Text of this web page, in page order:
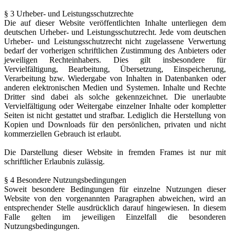
§ 3 Urheber- und Leistungsschutzrechte
Die auf dieser Website veröffentlichten Inhalte unterliegen dem
deutschen Urheber- und Leistungsschutzrecht. Jede vom deutschen
Urheber- und Leistungsschutzrecht nicht zugelassene Verwertung
bedarf der vorherigen schriftlichen Zustimmung des Anbieters oder
jeweiligen Rechteinhabers. Dies gilt insbesondere für
Vervielfältigung, Bearbeitung, Übersetzung, Einspeicherung,
Verarbeitung bzw. Wiedergabe von Inhalten in Datenbanken oder
anderen elektronischen Medien und Systemen. Inhalte und Rechte
Dritter sind dabei als solche gekennzeichnet. Die unerlaubte
Vervielfältigung oder Weitergabe einzelner Inhalte oder kompletter
Seiten ist nicht gestattet und strafbar. Lediglich die Herstellung von
Kopien und Downloads für den persönlichen, privaten und nicht
kommerziellen Gebrauch ist erlaubt.
Die Darstellung dieser Website in fremden Frames ist nur mit
schriftlicher Erlaubnis zulässig.
§ 4 Besondere Nutzungsbedingungen
Soweit besondere Bedingungen für einzelne Nutzungen dieser
Website von den vorgenannten Paragraphen abweichen, wird an
entsprechender Stelle ausdrücklich darauf hingewiesen. In diesem
Falle gelten im jeweiligen Einzelfall die besonderen
Nutzungsbedingungen.